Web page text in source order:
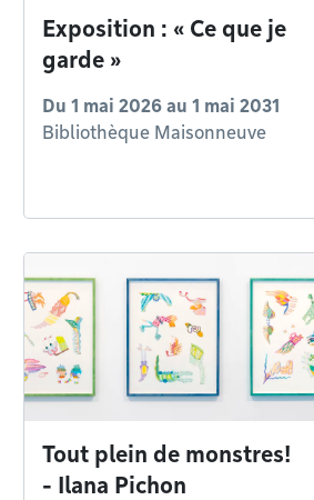
Exposition : « Ce que je
garde »
Du 1 mai 2026 au 1 mai 2031
Bibliothèque Maisonneuve
Tout plein de monstres!
- Ilana Pichon